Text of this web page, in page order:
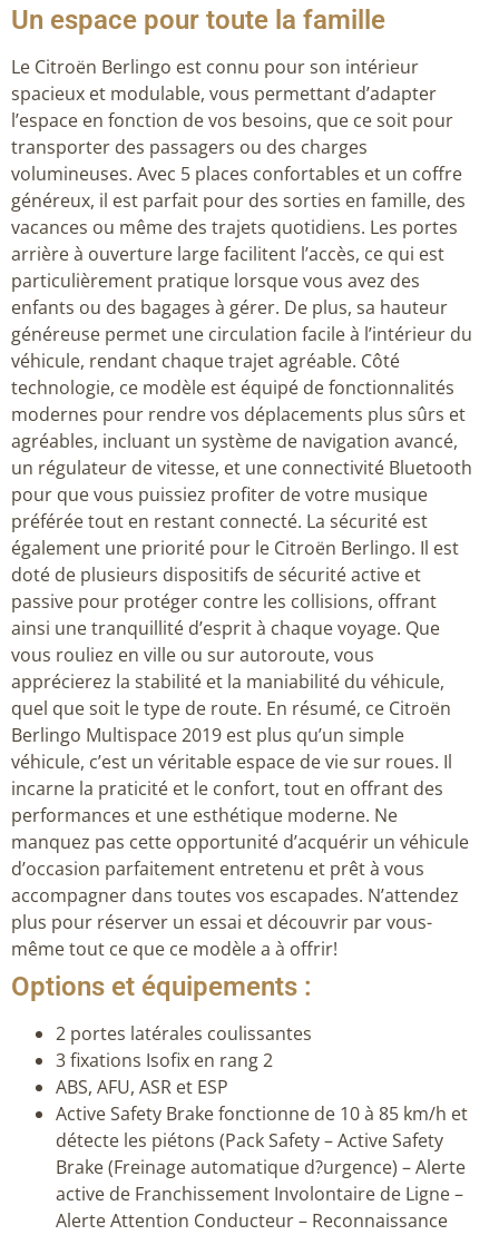
Un espace pour toute la famille
Le Citroën Berlingo est connu pour son intérieur
spacieux et modulable, vous permettant d’adapter
l’espace en fonction de vos besoins, que ce soit pour
transporter des passagers ou des charges
volumineuses. Avec 5 places confortables et un coffre
généreux, il est parfait pour des sorties en famille, des
vacances ou même des trajets quotidiens. Les portes
arrière à ouverture large facilitent l’accès, ce qui est
particulièrement pratique lorsque vous avez des
enfants ou des bagages à gérer. De plus, sa hauteur
généreuse permet une circulation facile à l’intérieur du
véhicule, rendant chaque trajet agréable. Côté
technologie, ce modèle est équipé de fonctionnalités
modernes pour rendre vos déplacements plus sûrs et
agréables, incluant un système de navigation avancé,
un régulateur de vitesse, et une connectivité Bluetooth
pour que vous puissiez profiter de votre musique
préférée tout en restant connecté. La sécurité est
également une priorité pour le Citroën Berlingo. Il est
doté de plusieurs dispositifs de sécurité active et
passive pour protéger contre les collisions, offrant
ainsi une tranquillité d’esprit à chaque voyage. Que
vous rouliez en ville ou sur autoroute, vous
apprécierez la stabilité et la maniabilité du véhicule,
quel que soit le type de route. En résumé, ce Citroën
Berlingo Multispace 2019 est plus qu’un simple
véhicule, c’est un véritable espace de vie sur roues. Il
incarne la praticité et le confort, tout en offrant des
performances et une esthétique moderne. Ne
manquez pas cette opportunité d’acquérir un véhicule
d’occasion parfaitement entretenu et prêt à vous
accompagner dans toutes vos escapades. N’attendez
plus pour réserver un essai et découvrir par vous-
même tout ce que ce modèle a à offrir!
Options et équipements :
2 portes latérales coulissantes
3 fixations Isofix en rang 2
ABS, AFU, ASR et ESP
Active Safety Brake fonctionne de 10 à 85 km/h et
détecte les piétons (Pack Safety – Active Safety
Brake (Freinage automatique d?urgence) – Alerte
active de Franchissement Involontaire de Ligne –
Alerte Attention Conducteur – Reconnaissance